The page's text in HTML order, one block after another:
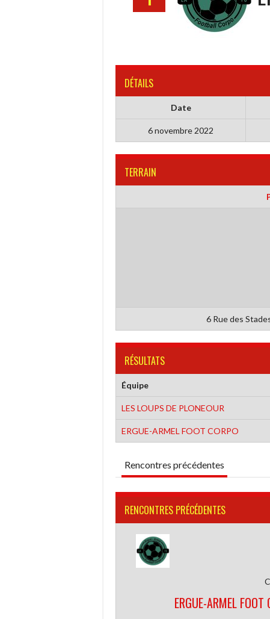
DÉTAILS
Date
6 novembre 2022
TERRAIN
6 Rue des
RÉSULTATS
Équipe
LES LOUPS DE PLONEOUR
ERGUE-ARMEL FOOT CORPO
Rencontres précédentes
RENCONTRES PRÉCÉDENTES
ERGUE-ARMEL